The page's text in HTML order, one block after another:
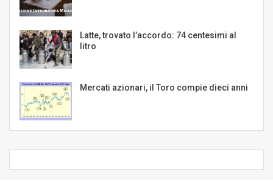
Latte, trovato l’accordo: 74 centesimi al
litro
Mercati azionari, il Toro compie dieci anni